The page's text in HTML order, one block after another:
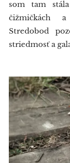
som tam
čižmičkách
Stredobod
striedmosť a